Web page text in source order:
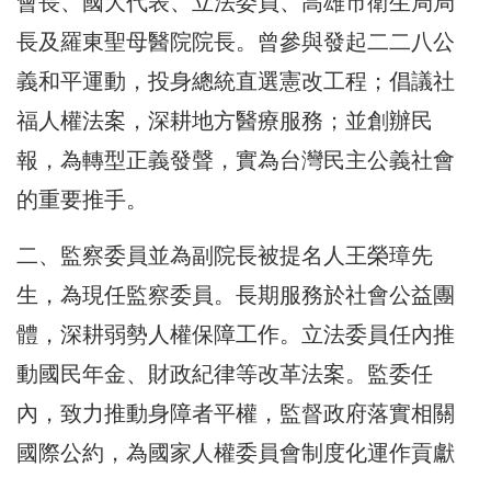
長及羅東聖母醫院院長。曾參與發起二二八公
義和平運動，投身總統直選憲改工程；倡議社
福人權法案，深耕地方醫療服務；並創辦民
報，為轉型正義發聲，實為台灣民主公義社會
的重要推手。
二、監察委員並為副院長被提名人王榮璋先
生，為現任監察委員。長期服務於社會公益團
體，深耕弱勢人權保障工作。立法委員任內推
動國民年金、財政紀律等改革法案。監委任
內，致力推動身障者平權，監督政府落實相關
國際公約，為國家人權委員會制度化運作貢獻